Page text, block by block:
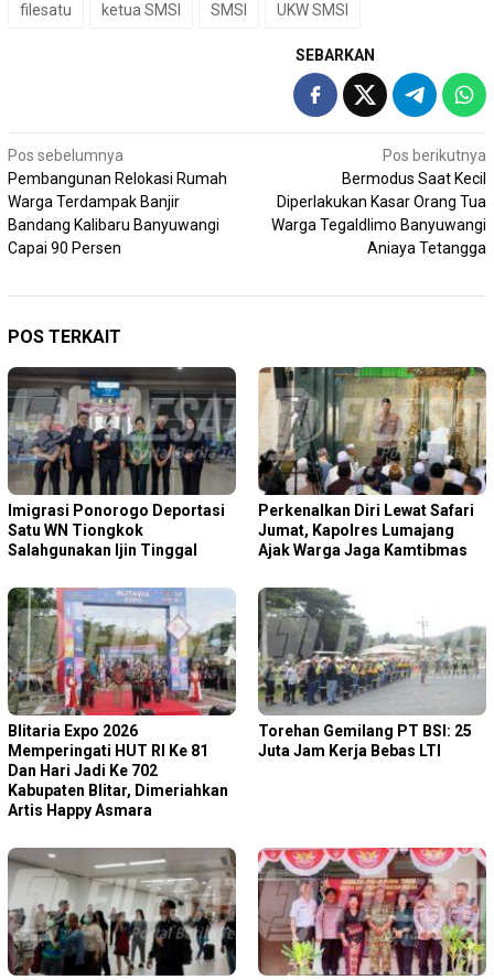
filesatu ketua SMSI SMSI UKW SMSI
SEBARKAN
Navigasi
pos
Pos sebelumnya
Pembangunan Relokasi Rumah
Warga Terdampak Banjir
Bandang Kalibaru Banyuwangi
Capai 90 Persen
Pos berikutnya
Bermodus Saat Kecil
Diperlakukan Kasar Orang Tua
Warga Tegaldlimo Banyuwangi
Aniaya Tetangga
POS TERKAIT
Imigrasi Ponorogo Deportasi
Satu WN Tiongkok
Salahgunakan Ijin Tinggal
Perkenalkan Diri Lewat Safari
Jumat, Kapolres Lumajang
Ajak Warga Jaga Kamtibmas
Blitaria Expo 2026
Memperingati HUT RI Ke 81
Dan Hari Jadi Ke 702
Kabupaten Blitar, Dimeriahkan
Artis Happy Asmara
Torehan Gemilang PT BSI: 25
Juta Jam Kerja Bebas LTI